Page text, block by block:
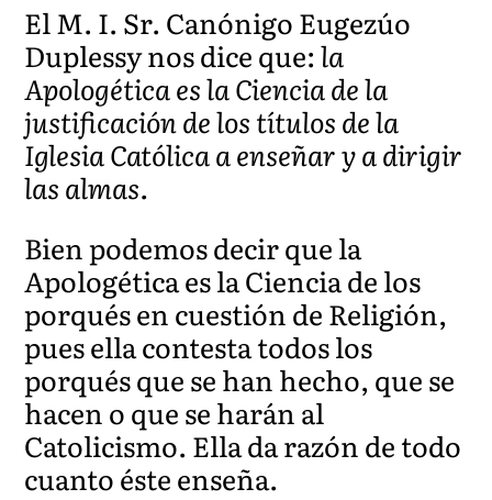
El M. I. Sr. Canónigo Eugezúo
Duplessy nos dice que:la
Apologética es la Ciencia de la
justificación de los títulos de la
Iglesia Católica a enseñar y a dirigir
las almas.
Bien podemos decir que la
Apologética es la Ciencia de los
porqués en cuestión de Religión,
pues ella contesta todos los
porqués que se han hecho, que se
hacen o que se harán al
Catolicismo. Ella da razón de todo
cuanto éste enseña.